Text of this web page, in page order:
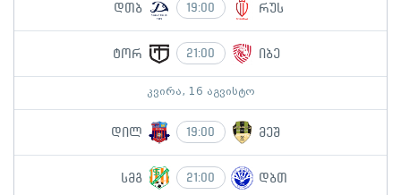
დთბ 19:00 რუს
ტორ 21:00 იბე
კვირა, 16 აგვისტო
დილ 19:00 მეშ
სმგ 21:00 დბთ